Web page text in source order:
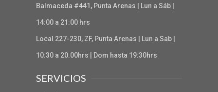
Balmaceda #441, Punta Arenas | Lun a Sáb |
14:00 a 21:00 hrs
Local 227-230, ZF, Punta Arenas | Lun a Sab |
10:30 a 20:00hrs | Dom hasta 19:30hrs
SERVICIOS